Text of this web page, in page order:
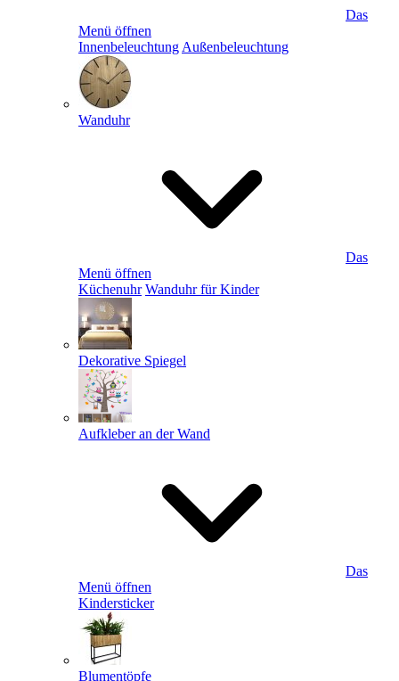
Das
Menü öffnen
Innenbeleuchtung Außenbeleuchtung
Wanduhr
Das
Menü öffnen
Küchenuhr Wanduhr für Kinder
Dekorative Spiegel
Aufkleber an der Wand
Das
Menü öffnen
Kindersticker
Blumentöpfe